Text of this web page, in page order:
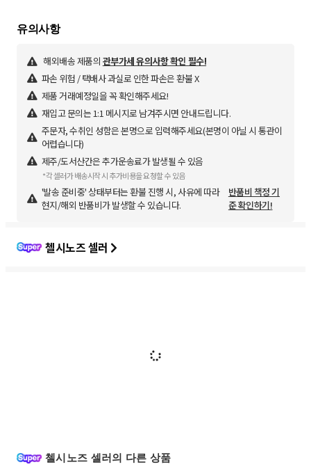
유의사항
해외배송 제품의 관부가세 유의사항 확인 필수!
파손 위험 / 택배사 과실로 인한 파손은 환불 X
제품 거래예정일을 꼭 확인해주세요!
재입고 문의는 1:1 메시지로 남겨주시면 안내드립니다.
주문자, 수취인 성함은 본명으로 입력해주세요(본명이 아닐 시 통관이
어렵습니다)
제주/도서산간은 추가운송료가 발생될 수 있음
*각 셀러가 배송시작 시 추가비용을 요청할 수 있음
'발송 준비중' 상태부터는 환불 진행 시, 사유에 따라
현지/해외 반품비가 발생할 수 있습니다.
반품비 책정 기
준 확인하기!
첼시노즈 셀러
첼시노즈 셀러의 다른 상품